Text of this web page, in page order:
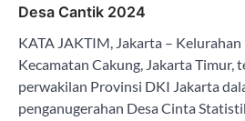
Desa Cantik 2024
KATA JAKTIM, Jakarta – Kelurahan
Kecamatan Cakung, Jakarta Timur,
perwakilan Provinsi DKI Jakarta
penganugerahan Desa Cinta